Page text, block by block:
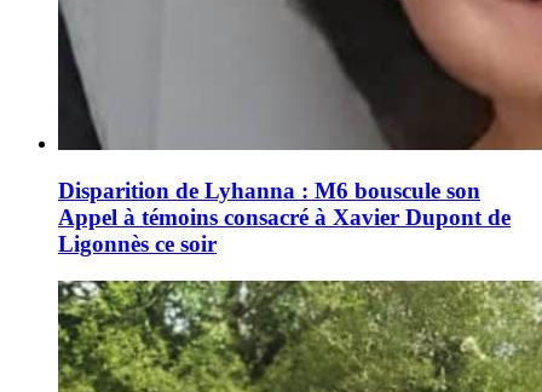
Disparition de Lyhanna : M6 bouscule son
Appel à témoins consacré à Xavier Dupont de
Ligonnès ce soir